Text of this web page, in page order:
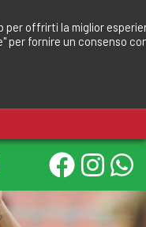
per offrirti la miglior
per fornire un consenso